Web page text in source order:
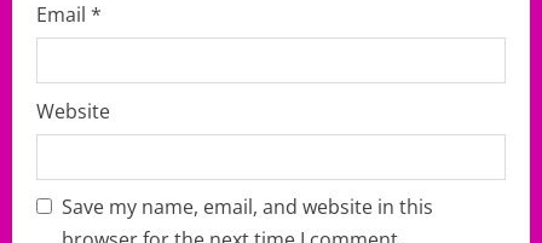
Email *
Website
Save my name, email, and website in this